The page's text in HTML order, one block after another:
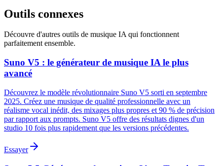
Outils connexes
Découvre d'autres outils de musique IA qui fonctionnent
parfaitement ensemble.
Suno V5 : le générateur de musique IA le plus
avancé
Découvrez le modèle révolutionnaire Suno V5 sorti en septembre
2025. Créez une musique de qualité professionnelle avec un
réalisme vocal inédit, des mixages plus propres et 90 % de précision
par rapport aux prompts. Suno V5 offre des résultats dignes d'un
studio 10 fois plus rapidement que les versions précédentes.
Essayer